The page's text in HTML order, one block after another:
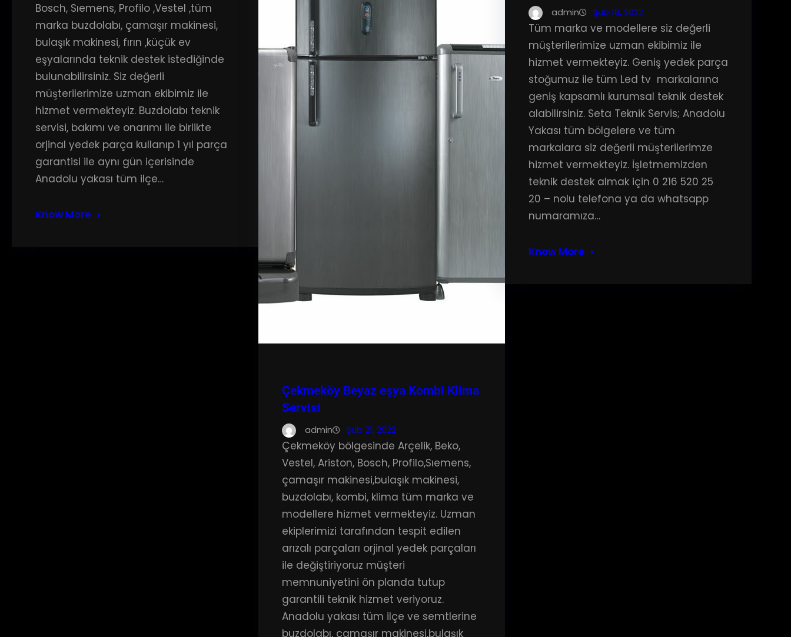
Bosch, Sıemens, Profilo ,Vestel ,tüm
marka buzdolabı, çamaşır makinesi,
bulaşık makinesi, fırın ,küçük ev
eşyalarında teknik destek istediğinde
bulunabilirsiniz. Siz değerli
müşterilerimize uzman ekibimiz ile
hizmet vermekteyiz. Buzdolabı teknik
servisi, bakımı ve onarımı ile birlikte
orjinal yedek parça kullanıp 1 yıl parça
garantisi ile aynı gün içerisinde
Anadolu yakası tüm ilçe…
Know More
Çekmeköy Beyaz eşya Kombi Klima
Servisi
admin Şub 21, 2022
Çekmeköy bölgesinde Arçelik, Beko,
Vestel, Ariston, Bosch, Profilo,Sıemens,
çamaşır makinesi,bulaşık makinesi,
buzdolabı, kombi, klima tüm marka ve
modellere hizmet vermekteyiz. Uzman
ekiplerimizi tarafından tespit edilen
arızalı parçaları orjinal yedek parçaları
ile değiştiriyoruz müşteri
memnuniyetini ön planda tutup
garantili teknik hizmet veriyoruz.
Anadolu yakası tüm ilçe ve semtlerine
buzdolabı, çamaşır makinesi,bulaşık
admin Şub 18, 2022
Tüm marka ve modellere siz değerli
müşterilerimize uzman ekibimiz ile
hizmet vermekteyiz. Geniş yedek parça
stoğumuz ile tüm Led tv markalarına
geniş kapsamlı kurumsal teknik destek
alabilirsiniz. Seta Teknik Servis; Anadolu
Yakası tüm bölgelere ve tüm
markalara siz değerli müşterilerimze
hizmet vermekteyiz. İşletmemizden
teknik destek almak için 0 216 520 25
20 – nolu telefona ya da whatsapp
numaramıza…
Know More